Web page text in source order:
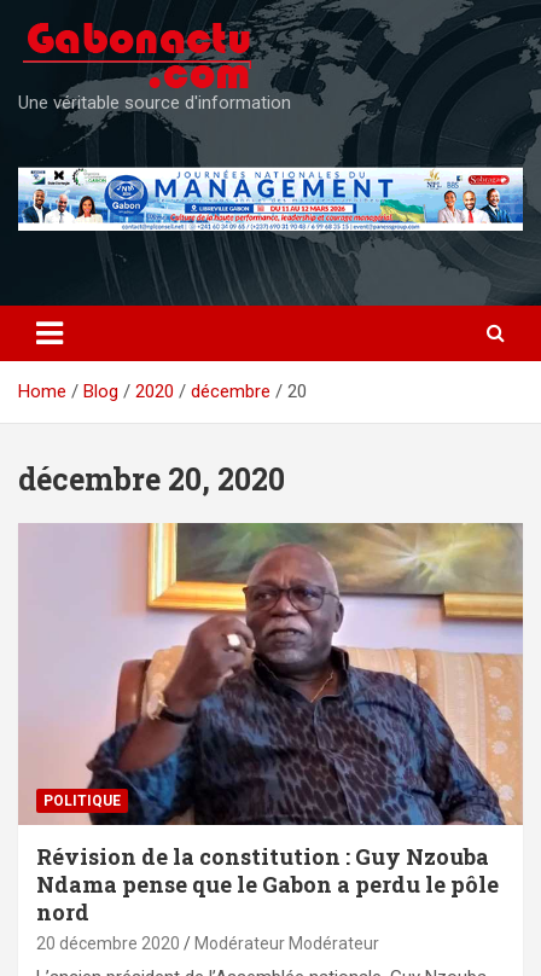
content
Une véritable source d'information
Home Blog 2020 décembre 20
décembre 20, 2020
POLITIQUE
Révision de la constitution : Guy Nzouba
Ndama pense que le Gabon a perdu le pôle
nord
20 décembre 2020 Modérateur Modérateur